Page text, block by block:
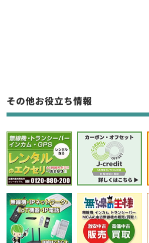
フリーワード入力(製品名等)
選択条件をリセット
その他お役立ち情報